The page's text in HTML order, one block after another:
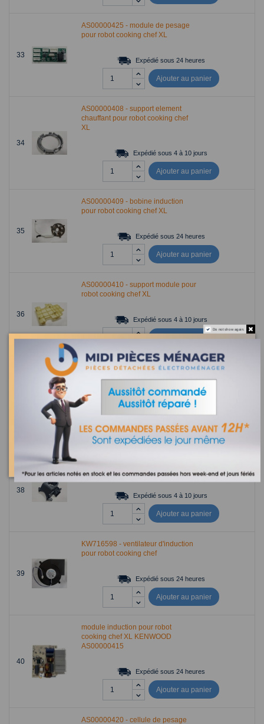
33
AS00000425 - module de pesage
pour robot cooking chef XL
Expédié sous 24 heures
Ajouter au panier
34
AS00000408 - support element
chauffant pour robot cooking chef
XL
Expédié sous 4 à 10 jours
Ajouter au panier
35
AS00000409 - bobine induction
pour robot cooking chef XL
Expédié sous 24 heures
Ajouter au panier
36
AS00000410 - support module pour
robot cooking chef XL
Expédié sous 4 à 10 jours
Ajouter au panier
module de puissance pour robot
AS00000411
Ajouter au panier
38
AS00000422 - carter induction pour
robot cooking chef XL
Expédié sous 4 à 10 jours
Ajouter au panier
39
KW716598 - ventilateur d'induction
pour robot cooking chef
Expédié sous 24 heures
Ajouter au panier
40
module induction pour robot
cooking chef XL KENWOOD
AS00000415
Expédié sous 24 heures
Ajouter au panier
AS00000420 - cellule de pesage
Do not show again.